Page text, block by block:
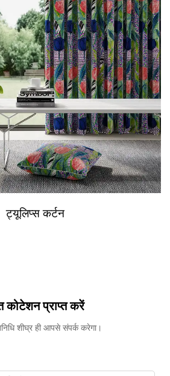
ट्यूलिप्स कर्टन
कोटेशन प्राप्त करें
शीघ्र ही आपसे संपर्क करेगा।